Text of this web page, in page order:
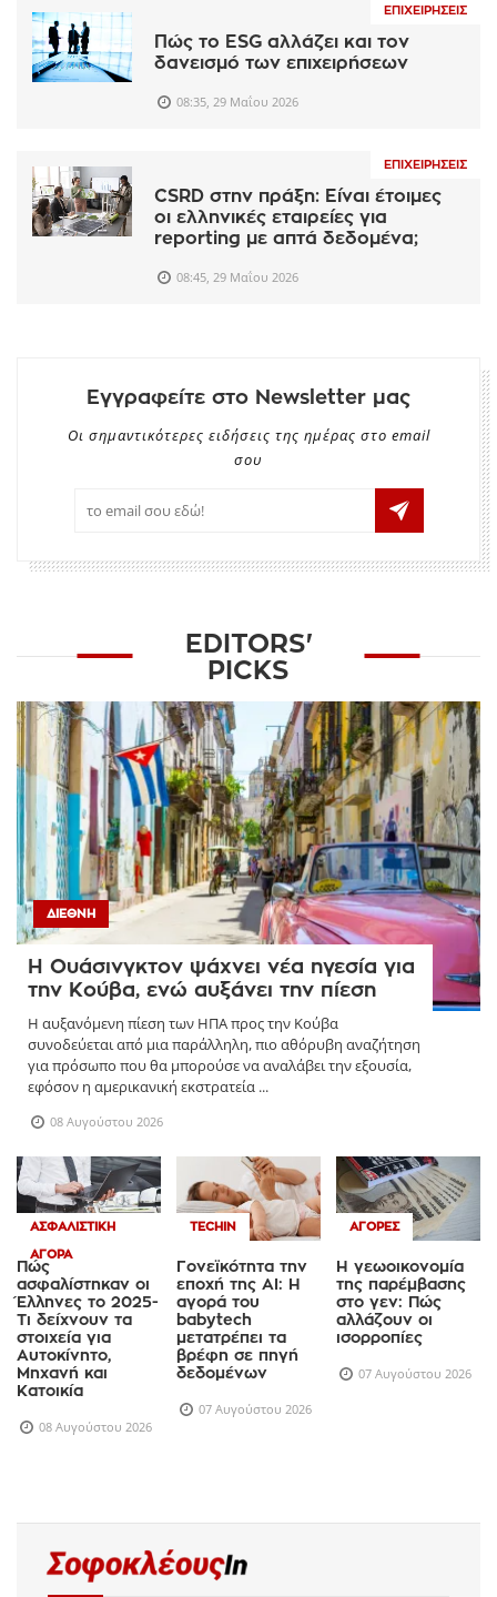
ΕΠΙΧΕΙΡΉΣΕΙΣ
Πώς το ESG αλλάζει και τον
δανεισμό των επιχειρήσεων
08:35, 29 Μαΐου 2026
ΕΠΙΧΕΙΡΉΣΕΙΣ
CSRD στην πράξη: Είναι έτοιμες
οι ελληνικές εταιρείες για
reporting με απτά δεδομένα;
08:45, 29 Μαΐου 2026
Εγγραφείτε στο Newsletter μας
Οι σημαντικότερες ειδήσεις της ημέρας στο email
σου
EDITORS'
PICKS
ΔΙΕΘΝΉ
Η Ουάσινγκτον ψάχνει νέα ηγεσία για
την Κούβα, ενώ αυξάνει την πίεση
Η αυξανόμενη πίεση των ΗΠΑ προς την Κούβα
συνοδεύεται από μια παράλληλη, πιο αθόρυβη αναζήτηση
για πρόσωπο που θα μπορούσε να αναλάβει την εξουσία,
εφόσον η αμερικανική εκστρατεία ...
08 Αυγούστου 2026
ΑΣΦΑΛΙΣΤΙΚΉ
ΑΓΟΡΆ
Πώς
ασφαλίστηκαν οι
Έλληνες το 2025-
Τι δείχνουν τα
στοιχεία για
Αυτοκίνητο,
Μηχανή και
Κατοικία
08 Αυγούστου 2026
TECHIN
Γονεϊκότητα την
εποχή της AI: Η
αγορά του
babytech
μετατρέπει τα
βρέφη σε πηγή
δεδομένων
07 Αυγούστου 2026
ΑΓΟΡΈΣ
Η γεωοικονομία
της παρέμβασης
στο γεν: Πώς
αλλάζουν οι
ισορροπίες
07 Αυγούστου 2026